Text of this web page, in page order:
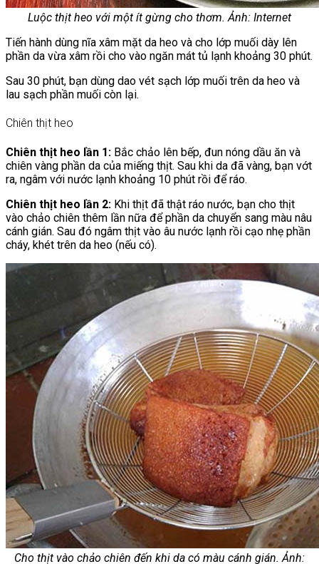
Luộc thịt heo với một ít gừng cho thơm. Ảnh: Internet
Tiến hành dùng nĩa xâm mặt da heo và cho lớp muối dày lên
phần da vừa xâm rồi cho vào ngăn mát tủ lạnh khoảng 30 phút.
Sau 30 phút, bạn dùng dao vét sạch lớp muối trên da heo và
lau sạch phần muối còn lại.
Chiên thịt heo
Chiên thịt heo lần 1: Bắc chảo lên bếp, đun nóng dầu ăn và
chiên vàng phần da của miếng thịt. Sau khi da đã vàng, bạn vớt
ra, ngâm với nước lạnh khoảng 10 phút rồi để ráo.
Chiên thịt heo lần 2: Khi thịt đã thật ráo nước, bạn cho thịt
vào chảo chiên thêm lần nữa để phần da chuyển sang màu nâu
cánh gián. Sau đó ngâm thịt vào âu nước lạnh rồi cạo nhẹ phần
cháy, khét trên da heo (nếu có).
Cho thịt vào chảo chiên đến khi da có màu cánh gián. Ảnh: